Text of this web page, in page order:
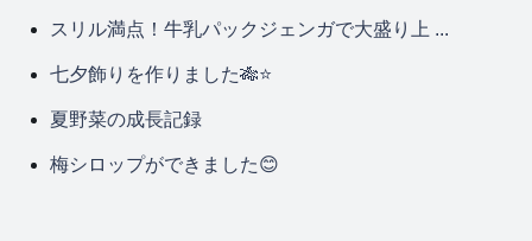
スリル満点！牛乳パックジェンガで大盛り上 ...
七夕飾りを作りました🎋⭐
夏野菜の成長記録
梅シロップができました😊